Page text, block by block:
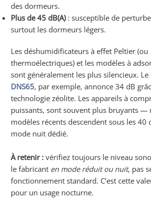
des dormeurs.
Plus de 45 dB(A): susceptible de
surtout les dormeurs légers.
Les déshumidificateurs à effet Peltier (ou
thermoélectriques) et les modèles à
sont généralement les plus silencieux. Le
DNS65, par exemple, annonce 34 dB
technologie zéolite. Les appareils à
puissants, sont souvent plus bruyants —
modèles récents descendent sous les 40
mode nuit dédié.
À retenir : vérifiez toujours le niveau
le fabricant en mode réduit ou nuit, pas
fonctionnement standard. C’est cette
pour un usage nocturne.